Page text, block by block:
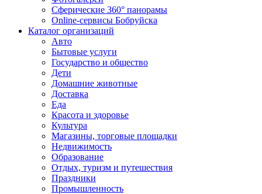
Сферические 360° панорамы
Online-сервисы Бобруйска
Каталог организаций
Авто
Бытовые услуги
Государство и общество
Дети
Домашние животные
Доставка
Еда
Красота и здоровье
Культура
Магазины, торговые площадки
Недвижимость
Образование
Отдых, туризм и путешествия
Праздники
Промышленность